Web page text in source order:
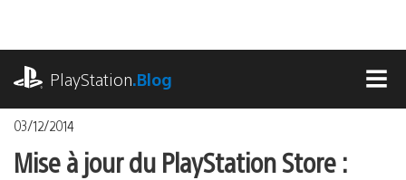
contenu
PlayStation.Blog
03/12/2014
Mise à jour du PlayStation Store :